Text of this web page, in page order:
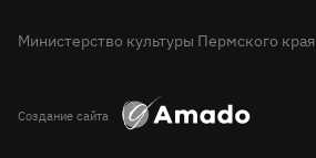
Министерство культуры Пермского края
Создание сайта